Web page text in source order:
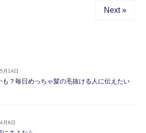
Next »
月14日
も？毎日めっちゃ髪の毛抜ける人に伝えたい
月8日